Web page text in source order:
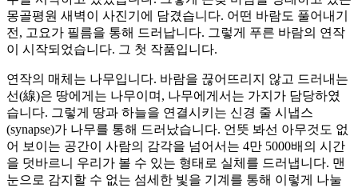
몽골평원 새벽이 사진기에 담겼습니다. 어떤 바람도 풀어내기
전, 고요가 필름을 통해 드러납니다. 그렇게 푸른 바람의 연작
이 시작되었습니다. 그 첫 작품입니다.
연작의 매체는 나무입니다. 바람을 끊어뜨리지 않고 드러내는
선(線)은 땅에게는 나무이며, 나무에게서는 가지가 담당하였
습니다. 그렇게 땅과 하늘을 연결시키는 신경 줄 시냅스
(synapse)가 나무를 통해 드러났습니다. 언뜻 봐선 아무것도 없
어 보이는 공간이 사람의 감각을 넘어서는 4만 5000배의 시간
을 덧바르니 우리가 볼 수 있는 형태로 실체를 드러냅니다. 맨
눈으로 감지할 수 없는 섬세한 빛을 기계를 통해 이렇게 나눌